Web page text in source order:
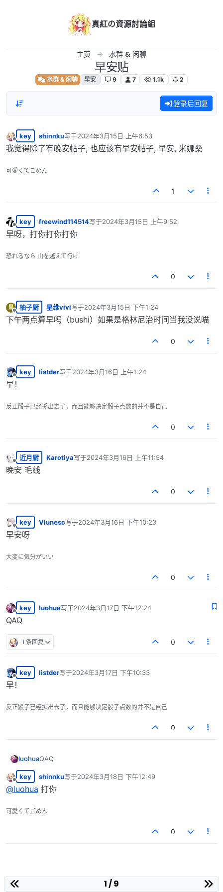
真紅の資源討論組
主页 水群 & 闲聊
早安贴
水群 & 闲聊 早安 9 7 1.1k 2
登录后回复
离线
key shinnku写于2024年3月15日 上午6:53
最后由 编辑
我觉得除了有晚安帖子, 也应该有早安帖子, 早安, 米娜桑
可愛くてごめん
1
离线
key freewind114514写于2024年3月15日 上午9:52
最后由 编辑
早呀，打你打你打你
恐れるなら 山を越えて行け
0
星
离线
柚子厨 星维vivi写于2024年3月15日 下午1:24
最后由 编辑
下午两点算早吗（bushi）如果是格林尼治时间当我没说喵
0
离线
key listder写于2024年3月16日 上午1:24
最后由 编辑
早！ᅟᅠᅟᅠᅟᅠᅟᅠᅟᅠ
反正骰子已经掷出去了，而且能够决定骰子点数的并不是自己
0
离线
近月厨 Karotiya写于2024年3月16日 上午11:54
最后由 编辑
晚安 毛线
0
离线
key Viunesc写于2024年3月16日 下午10:23
最后由 编辑
早安呀ᅟᅠᅟᅠᅟᅠᅟᅠ
大変に気分がいい
0
离线
key luohua写于2024年3月17日 下午12:24
最后由 编辑
QAQᅟᅠᅟᅠᅟᅠᅟᅠᅟᅠᅟᅠ
1 条回复 0
离线
key listder写于2024年3月17日 下午10:33
最后由 编辑
早！ᅟᅠᅟᅠᅟᅠᅟᅠᅟᅠ
反正骰子已经掷出去了，而且能够决定骰子点数的并不是自己
0
luohuaQAQᅟᅠᅟᅠᅟᅠᅟᅠᅟᅠᅟᅠ
离线
key shinnku写于2024年3月18日 下午12:49
最后由 编辑
@luohua 打你
可愛くてごめん
0
1 / 9